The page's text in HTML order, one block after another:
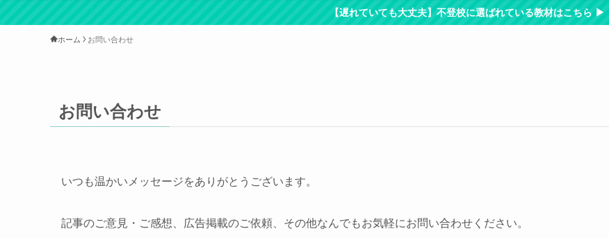
【遅れていても大丈夫】不登校に選ばれている教材はこちら ▶︎
ホーム お問い合わせ
お問い合わせ
いつも温かいメッセージをありがとうございます。
記事のご意見・ご感想、広告掲載のご依頼、その他なんでもお気軽にお問い合わせください。